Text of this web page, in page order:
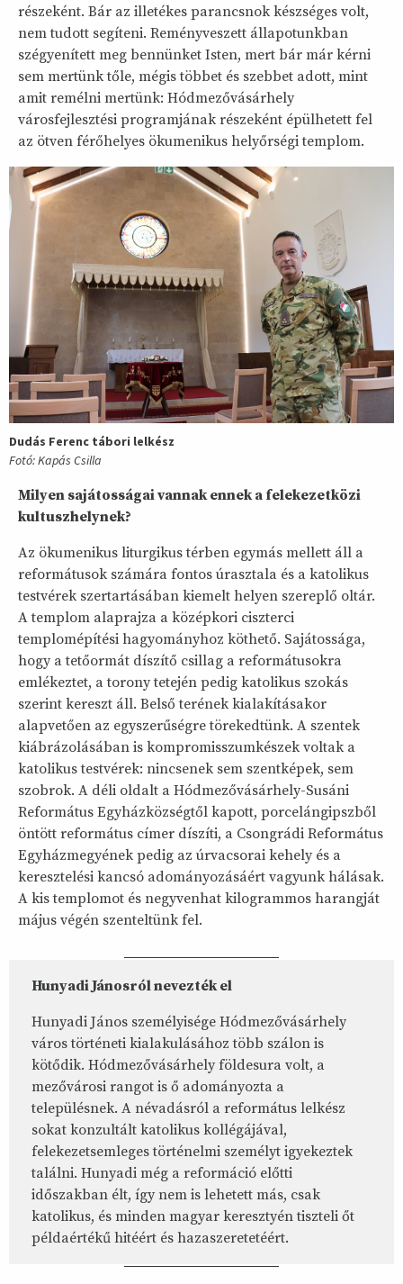
részeként. Bár az illetékes parancsnok készséges volt,
nem tudott segíteni. Reményveszett állapotunkban
szégyenített meg bennünket Isten, mert bár már kérni
sem mertünk tőle, mégis többet és szebbet adott, mint
amit remélni mertünk: Hódmezővásárhely
városfejlesztési programjának részeként épülhetett fel
az ötven férőhelyes ökumenikus helyőrségi templom.
Dudás Ferenc tábori lelkész
Fotó: Kapás Csilla
Milyen sajátosságai vannak ennek a felekezetközi
kultuszhelynek?
Az ökumenikus liturgikus térben egymás mellett áll a
reformátusok számára fontos úrasztala és a katolikus
testvérek szertartásában kiemelt helyen szereplő oltár.
A templom alaprajza a középkori ciszterci
templomépítési hagyományhoz köthető. Sajátossága,
hogy a tetőormát díszítő csillag a reformátusokra
emlékeztet, a torony tetején pedig katolikus szokás
szerint kereszt áll. Belső terének kialakításakor
alapvetően az egyszerűségre törekedtünk. A szentek
kiábrázolásában is kompromisszumkészek voltak a
katolikus testvérek: nincsenek sem szentképek, sem
szobrok. A déli oldalt a Hódmezővásárhely-Susáni
Református Egyházközségtől kapott, porcelángipszből
öntött református címer díszíti, a Csongrádi Református
Egyházmegyének pedig az úrvacsorai kehely és a
keresztelési kancsó adományozásáért vagyunk hálásak.
A kis templomot és negyvenhat kilogrammos harangját
május végén szenteltünk fel.
Hunyadi Jánosról nevezték el
Hunyadi János személyisége Hódmezővásárhely
város történeti kialakulásához több szálon is
kötődik. Hódmezővásárhely földesura volt, a
mezővárosi rangot is ő adományozta a
településnek. A névadásról a református lelkész
sokat konzultált katolikus kollégájával,
felekezetsemleges történelmi személyt igyekeztek
találni. Hunyadi még a reformáció előtti
időszakban élt, így nem is lehetett más, csak
katolikus, és minden magyar keresztyén tiszteli őt
példaértékű hitéért és hazaszeretetéért.